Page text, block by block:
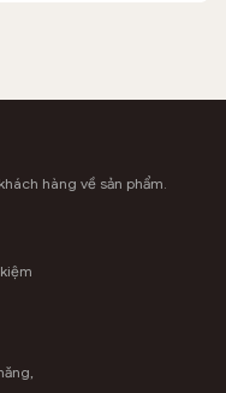
hàng về sản phẩm.